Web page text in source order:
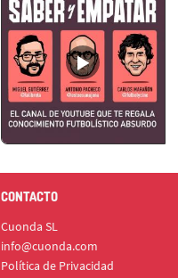
CONTACTO
Cuonda SL
info@cuonda.com
Política de Privacidad